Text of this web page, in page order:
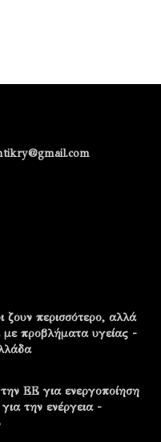
περισσότερο, αλλά
με προβλήματα υγείας -
ΕΕ για ενεργοποίηση
την ενέργεια -